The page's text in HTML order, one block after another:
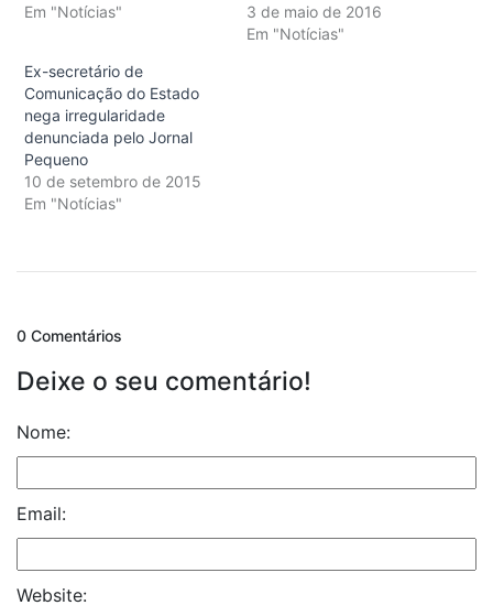
Em "Notícias"
3 de maio de 2016
Em "Notícias"
Ex-secretário de
Comunicação do Estado
nega irregularidade
denunciada pelo Jornal
Pequeno
10 de setembro de 2015
Em "Notícias"
0 Comentários
Deixe o seu comentário!
Nome:
Email:
Website: